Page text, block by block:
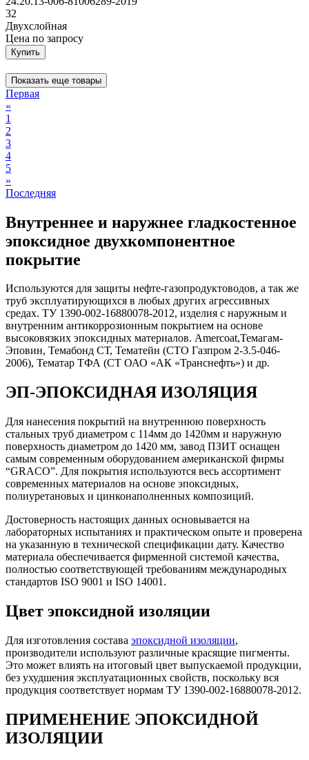
32
Двухслойная
Цена по запросу
Купить
Показать еще товары
Первая
«
1
2
3
4
5
»
Последняя
Внутреннее и наружнее гладкостенное
эпоксидное двухкомпонентное
покрытие
Используются для защиты нефте-газопродуктоводов, а так же
труб эксплуатирующихся в любых других агрессивных
средах. ТУ 1390-002-16880078-2012, изделия с наружным и
внутренним антикоррозионным покрытием на основе
высоковязких эпоксидных материалов. Amercoat,Темагам-
Эповин, Темабонд СТ, Тематейн (СТО Газпром 2-3.5-046-
2006), Тематар ТФА (СТ ОАО «АК «Транснефть») и др.
ЭП-ЭПОКСИДНАЯ ИЗОЛЯЦИЯ
Для нанесения покрытий на внутреннюю поверхность
стальных труб диаметром с 114мм до 1420мм и наружную
поверхность диаметром до 1420 мм, завод ПЗИТ оснащен
самым современным оборудованием американской фирмы
“GRACO”. Для покрытия используются весь ассортимент
современных материалов на основе эпоксидных,
полиуретановых и цинконаполненных композиций.
Достоверность настоящих данных основывается на
лабораторных испытаниях и практическом опыте и проверена
на указанную в технической спецификации дату. Качество
материала обеспечивается фирменной системой качества,
полностью соответствующей требованиям международных
стандартов ISO 9001 и ISO 14001.
Цвет эпоксидной изоляции
Для изготовления состава эпоксидной изоляции,
производители используют различные красящие пигменты.
Это может влиять на итоговый цвет выпускаемой продукции,
без ухудшения эксплуатационных свойств, поскольку вся
продукция соответствует нормам ТУ 1390-002-16880078-2012.
ПРИМЕНЕНИЕ ЭПОКСИДНОЙ
ИЗОЛЯЦИИ